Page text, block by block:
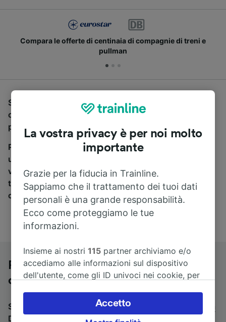
Compara le offerte di centinaia di compagnie di treni e
pullman
Se stai cercando un pullman per viaggiare da Vienna
centrale (stazione centrale) a Düsseldorf, sei nel
posto giusto.
Per trovare i biglietti dei pullman, è sufficiente avviare
una ricerca in alto, e compareremo i tempi e i costi del
viaggio in treno e in pullman. Con Trainline puoi
trovare i biglietti per viaggiare con oltre 170
compagnie ferroviarie e dei pullman.
Pullman da Vienna centrale (stazione
centrale) a Düsseldorf
Stai cercando un viaggio di ritorno? Vai su
Düsseldorf a Vienna centrale (stazione centrale)
La vostra privacy è per noi molto
importante
Grazie per la fiducia in Trainline.
Sappiamo che il trattamento dei tuoi dati
personali è una grande responsabilità.
Ecco come proteggiamo le tue
informazioni.
Insieme ai nostri115 partner archiviamo e/o
accediamo alle informazioni sul dispositivo
dell'utente, come gli ID univoci nei cookie, per
accettare o gestire le proprie scelte facendo
clic di seguito, tra cui il proprio diritto di
Accetto